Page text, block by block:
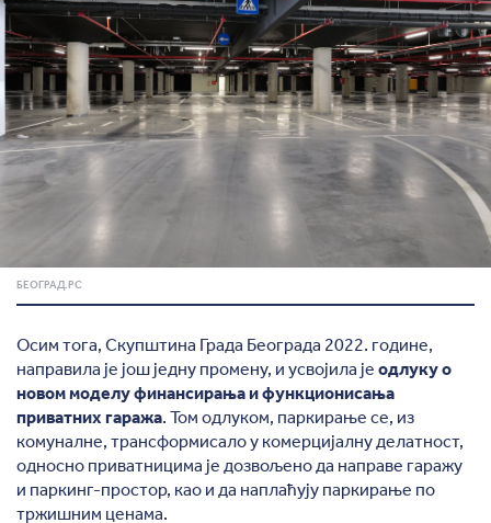
БЕОГРАД.РС
Осим тога, Скупштина Града Београда 2022. године,
направила је још једну промену, и усвојила је одлуку о
новом моделу финансирања и функционисања
приватних гаража. Том одлуком, паркирање се, из
комуналне, трансформисало у комерцијалну делатност,
односно приватницима је дозвољено да направе гаражу
и паркинг-простор, као и да наплаћују паркирање по
тржишним ценама.